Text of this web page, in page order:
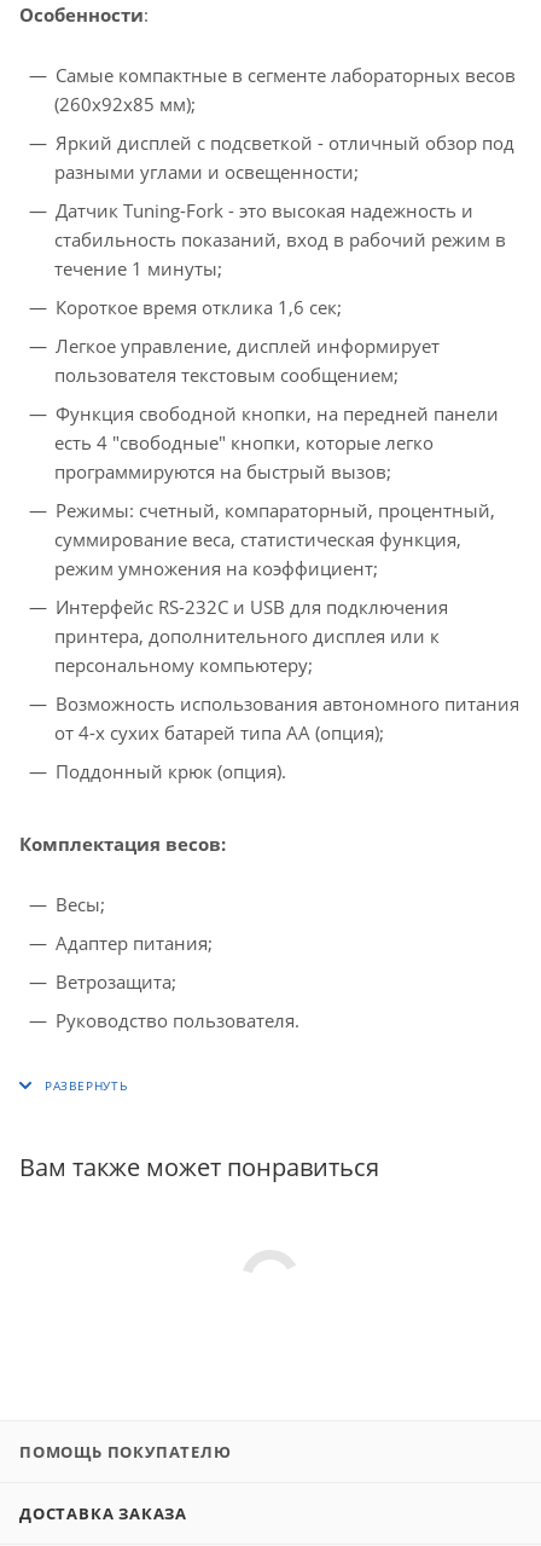
Особенности:
Самые компактные в сегменте лабораторных весов
(260х92х85 мм);
Яркий дисплей с подсветкой - отличный обзор под
разными углами и освещенности;
Датчик Tuning-Fork - это высокая надежность и
стабильность показаний, вход в рабочий режим в
течение 1 минуты;
Короткое время отклика 1,6 сек;
Легкое управление, дисплей информирует
пользователя текстовым сообщением;
Функция свободной кнопки, на передней панели
есть 4 "свободные" кнопки, которые легко
программируются на быстрый вызов;
Режимы: счетный, компараторный, процентный,
суммирование веса, статистическая функция,
режим умножения на коэффициент;
Интерфейс RS-232C и USB для подключения
принтера, дополнительного дисплея или к
персональному компьютеру;
Возможность использования автономного питания
от 4-х сухих батарей типа АА (опция);
Поддонный крюк (опция).
Комплектация весов:
Весы;
Адаптер питания;
Ветрозащита;
Руководство пользователя.
Вам также может понравиться
ПОМОЩЬ ПОКУПАТЕЛЮ
ДОСТАВКА ЗАКАЗА